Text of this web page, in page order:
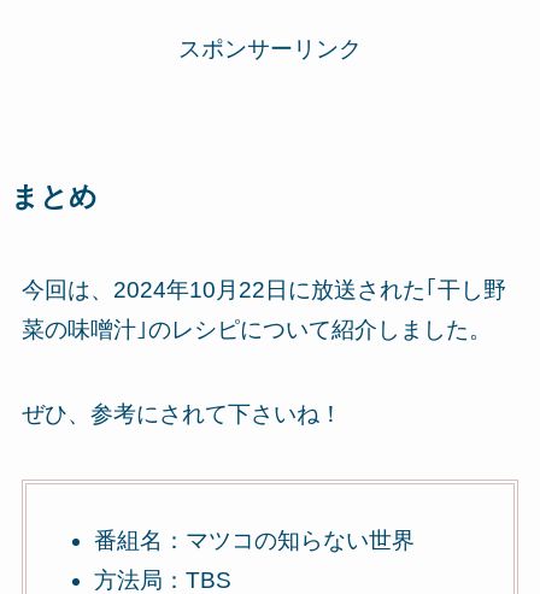
スポンサーリンク
まとめ
今回は、2024年10月22日に放送された｢干し野
菜の味噌汁｣のレシピについて紹介しました。
ぜひ、参考にされて下さいね！
番組名：マツコの知らない世界
方法局：TBS